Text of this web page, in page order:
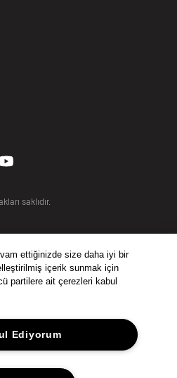
saklıdır.
ettiğinizde size daha iyi bir
içerik sunmak için
partilere ait çerezleri kabul
Ediyorum